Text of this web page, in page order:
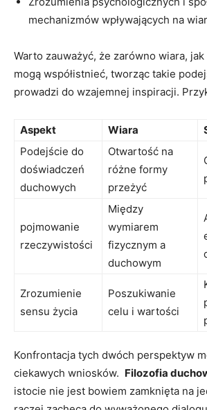
mechanizmów wpływających na
Warto zauważyć, że zarówno wiara,
mogą​ współistnieć, tworząc takie
prowadzi‍ do wzajemnej⁤ inspiracji.
Aspekt Wiara
Podejście do
doświadczeń
duchowych
Otwartość na​
różne formy
przeżyć
pojmowanie
rzeczywistości
Między⁤
wymiarem
fizycznym a
duchowym
Zrozumienie
sensu życia
Poszukiwanie ​
celu ​i wartości
Konfrontacja ​tych dwóch⁣ perspektyw
⁣ciekawych ⁣wniosków. ‍ Filozofia
istocie nie jest ​bowiem⁤ zamknięta na